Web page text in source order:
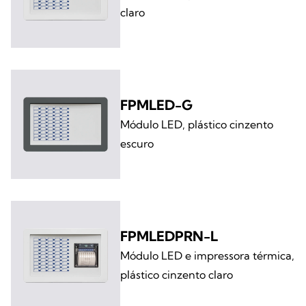
claro
FPMLED-G
Módulo LED, plástico cinzento
escuro
FPMLEDPRN-L
Módulo LED e impressora térmica,
plástico cinzento claro